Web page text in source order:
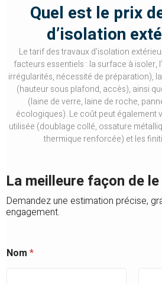
Quel est le prix
d’isolation
Le tarif des travaux d’isolation
facteurs essentiels : la surface à isoler,
irrégularités, nécessité de préparation),
(hauteur sous plafond, accès), ainsi
(laine de verre, laine de roche,
écologiques). Le coût peut également
utilisée (doublage collé, ossature
thermique renforcée) et les
La meilleure façon de
Demandez une estimation précise,
engagement.
-Nom *